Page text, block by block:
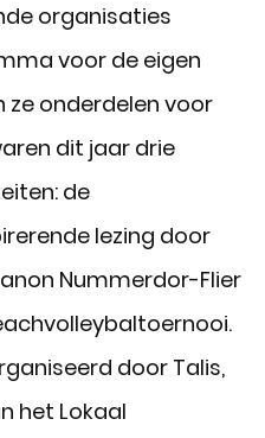
organisaties
voor de eigen
ze onderdelen voor
dit jaar drie
de
lezing door
Nummerdor-Flier
door Talis,
het Lokaal